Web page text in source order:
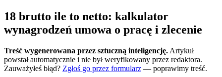
18 brutto ile to netto: kalkulator
wynagrodzeń umowa o pracę i zlecenie
Treść wygenerowana przez sztuczną inteligencję. Artykuł
powstał automatycznie i nie był weryfikowany przez redaktora.
Zauważyłeś błąd? Zgłoś go przez formularz — poprawimy treść.